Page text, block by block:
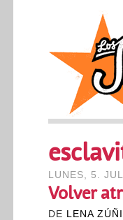
LUNES, 5.
Volver
DE LENA